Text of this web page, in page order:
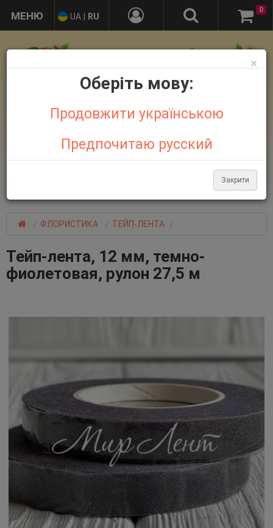
+38 095 032 21 44
UA RU
0
ФЛОРИСТИКА ТЕЙП-ЛЕНТА
Тейп-лента, 12 мм, темно-
фиолетовая, рулон 27,5 м
×
Оберіть мову:
Продовжити українською
Предпочитаю русский
Закрити